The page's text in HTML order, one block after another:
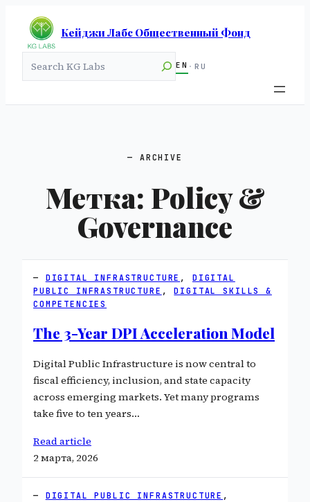
Кейджи Лабс Общественный Фонд
EN · RU
ARCHIVE
Метка: Policy &
Governance
DIGITAL INFRASTRUCTURE , DIGITAL
PUBLIC INFRASTRUCTURE , DIGITAL SKILLS &
COMPETENCIES
The 3-Year DPI Acceleration Model
Digital Public Infrastructure is now central to
fiscal efficiency, inclusion, and state capacity
across emerging markets. Yet many programs
take five to ten years…
Read article
2 марта, 2026
DIGITAL PUBLIC INFRASTRUCTURE